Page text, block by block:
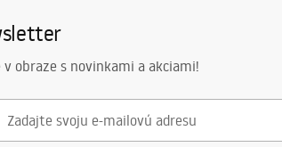
1105
5 rokov
v obraze s novinkami a akciami!